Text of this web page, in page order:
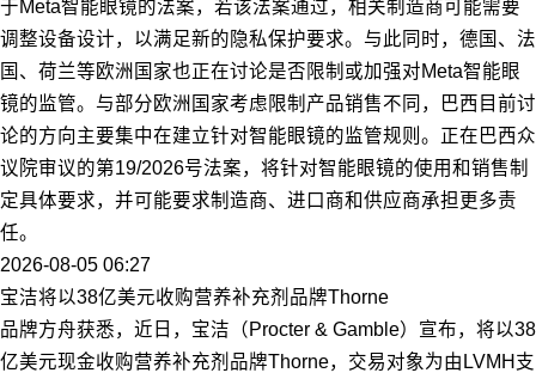
于Meta智能眼镜的法案，若该法案通过，相关制造商可能需要
调整设备设计，以满足新的隐私保护要求。与此同时，德国、法
国、荷兰等欧洲国家也正在讨论是否限制或加强对Meta智能眼
镜的监管。与部分欧洲国家考虑限制产品销售不同，巴西目前讨
论的方向主要集中在建立针对智能眼镜的监管规则。正在巴西众
议院审议的第19/2026号法案，将针对智能眼镜的使用和销售制
定具体要求，并可能要求制造商、进口商和供应商承担更多责
任。
2026-08-05 06:27
宝洁将以38亿美元收购营养补充剂品牌Thorne
品牌方舟获悉，近日，宝洁（Procter & Gamble）宣布，将以38
亿美元现金收购营养补充剂品牌Thorne，交易对象为由LVMH支